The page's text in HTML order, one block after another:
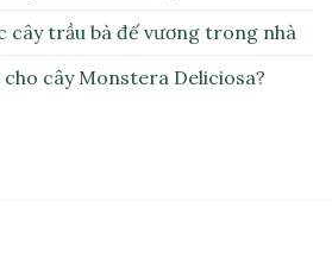
cây trầu bà đế vương trong nhà
cây Monstera Deliciosa?